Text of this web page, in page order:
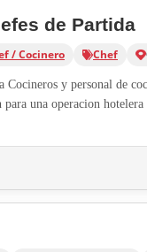
de Partida
/ Cocinero Chef
Cocineros y personal de
para una operacion